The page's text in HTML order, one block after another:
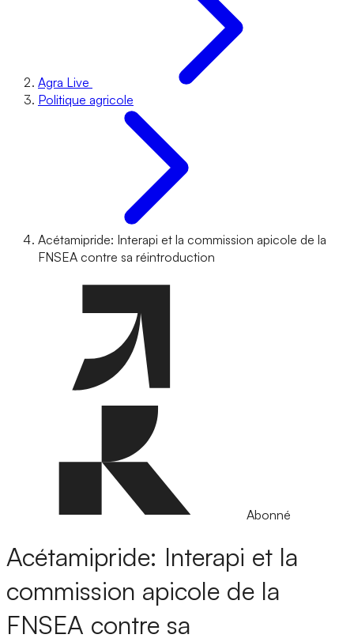
Agra Live
Politique agricole
Acétamipride: Interapi et la commission apicole de la
FNSEA contre sa réintroduction
Abonné
Acétamipride: Interapi et la
commission apicole de la
FNSEA contre sa